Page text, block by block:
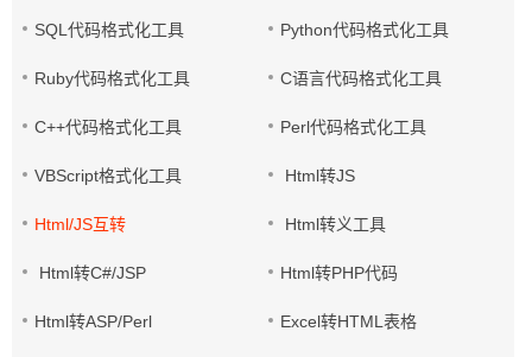
SQL代码格式化工具 Python代码格式化工具
Ruby代码格式化工具 C语言代码格式化工具
C++代码格式化工具 Perl代码格式化工具
VBScript格式化工具 Html转JS
Html/JS互转 Html转义工具
Html转C#/JSP Html转PHP代码
Html转ASP/Perl Excel转HTML表格